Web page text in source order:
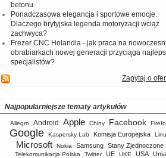
betonu
Ponadczasowa elegancja i sportowe emocje.
Dlaczego brytyjska legenda motoryzacji wciąż
zachwyca?
Frezer CNC Holandia - jak praca na
obrabiarkach nowej generacji przyciąga
specjalistów?
Zapytaj o
Najpopularniejsze tematy artykułów
Allegro Android Apple Chiny Facebook
Google Kaspersky Lab Komisja Europejska
Microsoft Nokia Samsung Stany Zjednoczone
Telekomunikacja Polska Twitter UE UKE USA
Unia